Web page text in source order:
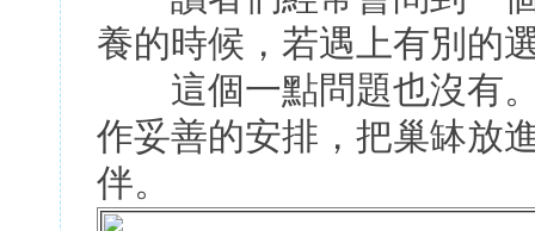
養的時候，若遇上有別的
這個一點問題也沒有。
作妥善的安排，把巢缽放
伴。